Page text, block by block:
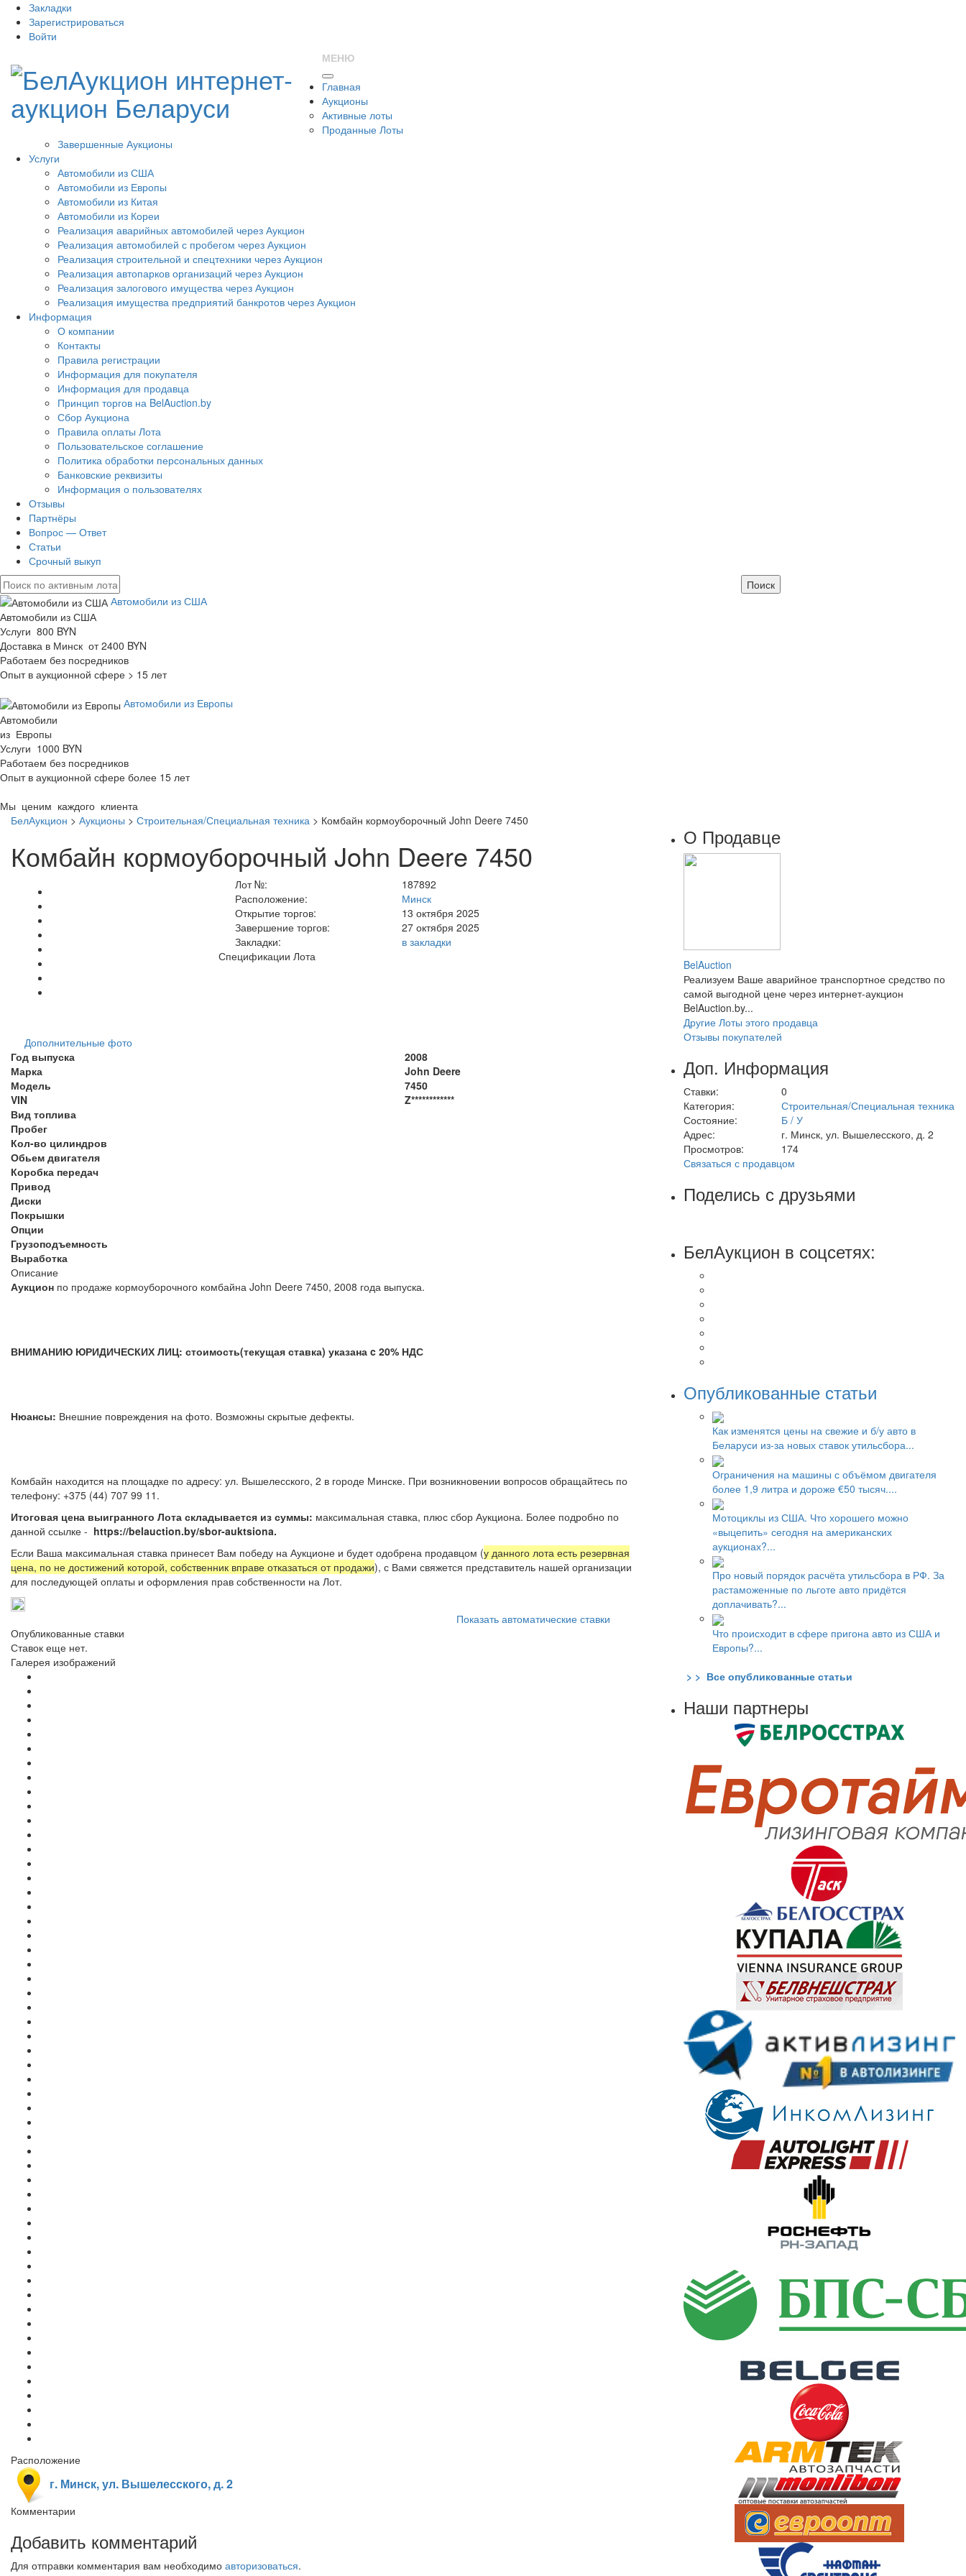
Закладки
Зарегистрироваться
Войти
МЕНЮ
Главная
Аукционы
Активные лоты
Проданные Лоты
Завершенные Аукционы
Услуги
Автомобили из США
Автомобили из Европы
Автомобили из Китая
Автомобили из Кореи
Реализация аварийных автомобилей через Аукцион
Реализация автомобилей с пробегом через Аукцион
Реализация строительной и спецтехники через Аукцион
Реализация автопарков организаций через Аукцион
Реализация залогового имущества через Аукцион
Реализация имущества предприятий банкротов через Аукцион
Информация
О компании
Контакты
Правила регистрации
Информация для покупателя
Информация для продавца
Принцип торгов на BelAuction.by
Сбор Аукциона
Правила оплаты Лота
Пользовательское соглашение
Политика обработки персональных данных
Банковские реквизиты
Информация о пользователях
Отзывы
Партнёры
Вопрос — Ответ
Статьи
Срочный выкуп
Автомобили из США
Автомобили из США
Услуги 800 BYN
Доставка в Минск от 2400 BYN
Работаем без посредников
Опыт в аукционной сфере > 15 лет
Автомобили из Европы
Автомобили
из Европы
Услуги 1000 BYN
Работаем без посредников
Опыт в аукционной сфере более 15 лет
Мы ценим каждого клиента
БелАукцион > Аукционы > Строительная/Специальная техника > Комбайн кормоуборочный John Deere 7450
Комбайн кормоуборочный John Deere 7450
Дополнительные фото
Лот №:
187892
Расположение:
Минск
Открытие торгов:
13 октября 2025
Завершение торгов:
27 октября 2025
Закладки:
в закладки
Спецификации Лота
Год выпуска
2008
Марка
John Deere
Модель
7450
VIN
Z************
Вид топлива
Пробег
Кол-во цилиндров
Обьем двигателя
Коробка передач
Привод
Диски
Покрышки
Опции
Грузоподъемность
Выработка
Описание
Аукцион по продаже кормоуборочного комбайна John Deere 7450, 2008 года выпуска.
ВНИМАНИЮ ЮРИДИЧЕСКИХ ЛИЦ: стоимость(текущая ставка) указана c 20% НДС
Нюансы: Внешние повреждения на фото. Возможны скрытые дефекты.
Комбайн находится на площадке по адресу: ул. Вышелесского, 2 в городе Минске. При возникновении вопросов обращайтесь по
телефону: +375 (44) 707 99 11.
Итоговая цена выигранного Лота складывается из суммы: максимальная ставка, плюс сбор Аукциона. Более подробно по
данной ссылке - https://belauction.by/sbor-auktsiona.
Если Ваша максимальная ставка принесет Вам победу на Аукционе и будет одобрена продавцом (у данного лота есть резервная
цена, по не достижений которой, собственник вправе отказаться от продажи), с Вами свяжется представитель нашей организации
для последующей оплаты и оформления прав собственности на Лот.
Показать автоматические ставки
Опубликованные ставки
Ставок еще нет.
Галерея изображений
Расположение
г. Минск, ул. Вышелесского, д. 2
Комментарии
Добавить комментарий
Для отправки комментария вам необходимо авторизоваться.
О Продавце
BelAuction
Реализуем Ваше аварийное транспортное средство по
самой выгодной цене через интернет-аукцион
BelAuction.by...
Другие Лоты этого продавца
Отзывы покупателей
Доп. Информация
Ставки:
0
Категория:
Строительная/Специальная техника
Состояние:
Б / У
Адрес:
г. Минск, ул. Вышелесского, д. 2
Просмотров:
174
Связаться с продавцом
Поделись с друзьями
БелАукцион в соцсетях:
Опубликованные статьи
Как изменятся цены на свежие и б/у авто в
Беларуси из-за новых ставок утильсбора...
Ограничения на машины с объёмом двигателя
более 1,9 литра и дороже €50 тысяч....
Мотоциклы из США. Что хорошего можно
«выцепить» сегодня на американских
аукционах?...
Про новый порядок расчёта утильсбора в РФ. За
растаможенные по льготе авто придётся
доплачивать?...
Что происходит в сфере пригона авто из США и
Европы?...
> > Все опубликованные статьи
Наши партнеры